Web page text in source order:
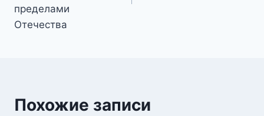
пределами
Отечества
Похожие записи